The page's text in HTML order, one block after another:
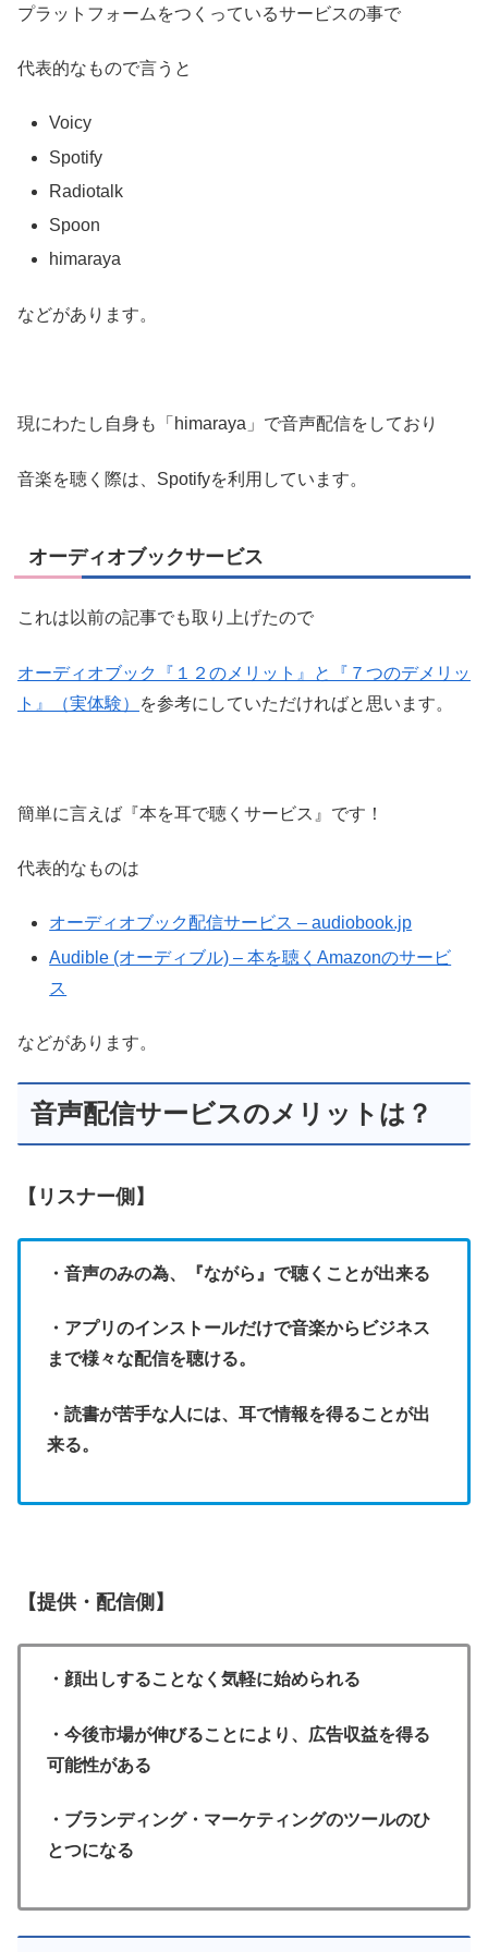
プラットフォームをつくっているサービスの事で
代表的なもので言うと
Voicy
Spotify
Radiotalk
Spoon
himaraya
などがあります。
現にわたし自身も「himaraya」で音声配信をしており
音楽を聴く際は、Spotifyを利用しています。
オーディオブックサービス
これは以前の記事でも取り上げたので
オーディオブック『１２のメリット』と『７つのデメリッ
ト』（実体験）
を参考にしていただければと思います。
簡単に言えば『本を耳で聴くサービス』です！
代表的なものは
オーディオブック配信サービス – audiobook.jp
Audible (オーディブル) – 本を聴くAmazonのサービ
ス
などがあります。
音声配信サービスのメリットは？
【リスナー側】
・音声のみの為、『ながら』で聴くことが出来る
・アプリのインストールだけで音楽からビジネス
まで様々な配信を聴ける。
・読書が苦手な人には、耳で情報を得ることが出
来る。
【提供・配信側】
・顔出しすることなく気軽に始められる
・今後市場が伸びることにより、広告収益を得る
可能性がある
・ブランディング・マーケティングのツールのひ
とつになる